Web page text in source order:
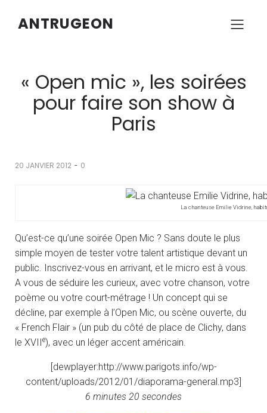
ANTRUGEON
« Open mic », les soirées
pour faire son show à
Paris
20 JANVIER 2012 - 0
La chanteuse Emilie Vidrine,
Qu’est-ce qu’une soirée Open Mic ? Sans doute le plus
simple moyen de tester votre talent artistique devant un
public. Inscrivez-vous en arrivant, et le micro est à vous.
A vous de séduire les curieux, avec votre chanson, votre
poème ou votre court-métrage ! Un concept qui se
décline, par exemple à l’Open Mic, ou scène ouverte, du
« French Flair » (un pub du côté de place de Clichy, dans
le XVIIe), avec un léger accent américain.
[dewplayer:http://www.parigots.info/wp-
content/uploads/2012/01/diaporama-general.mp3]
6 minutes 20 secondes